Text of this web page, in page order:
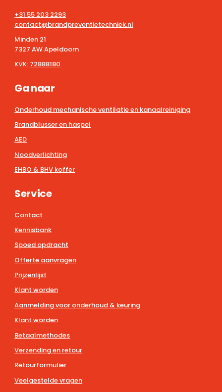
+31 55 203 2293
contact@brandpreventietechniek.nl
Minden 21
7327 AW Apeldoorn
KVK: 72888180
Ga naar
Onderhoud mechanische ventilatie en kanaalreiniging
Brandblusser en haspel
AED
Noodverlichting
EHBO & BHV koffer
Service
Contact
Kennisbank
Spoed opdracht
Offerte aanvragen
Prijzenlijst
Klant worden
Aanmelding voor onderhoud & keuring
Klant worden
Betaalmethodes
Verzending en retour
Retourformulier
Veelgestelde vragen